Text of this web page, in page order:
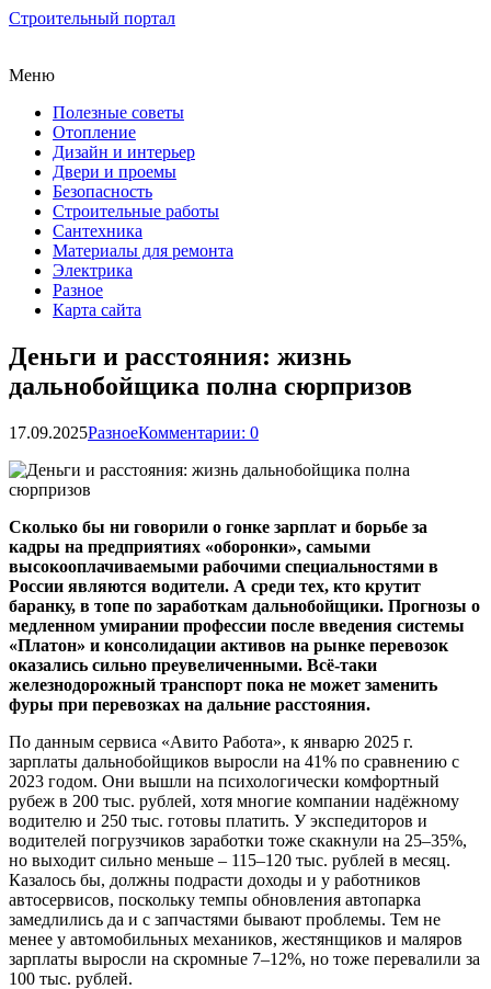
Строительный портал
Меню
Полезные советы
Отопление
Дизайн и интерьер
Двери и проемы
Безопасность
Строительные работы
Сантехника
Материалы для ремонта
Электрика
Разное
Карта сайта
Деньги и расстояния: жизнь
дальнобойщика полна сюрпризов
17.09.2025РазноеКомментарии: 0
Сколько бы ни говорили о гонке зарплат и борьбе за
кадры на предприятиях «оборонки», самыми
высокооплачиваемыми рабочими специальностями в
России являются водители. А среди тех, кто крутит
баранку, в топе по заработкам дальнобойщики. Прогнозы о
медленном умирании профессии после введения системы
«Платон» и консолидации активов на рынке перевозок
оказались сильно преувеличенными. Всё-таки
железнодорожный транспорт пока не может заменить
фуры при перевозках на дальние расстояния.
По данным сервиса «Авито Работа», к январю 2025 г.
зарплаты дальнобойщиков выросли на 41% по сравнению с
2023 годом. Они вышли на психологически комфортный
рубеж в 200 тыс. рублей, хотя многие компании надёжному
водителю и 250 тыс. готовы платить. У экспедиторов и
водителей погрузчиков заработки тоже скакнули на 25–35%,
но выходит сильно меньше – 115–120 тыс. рублей в месяц.
Казалось бы, должны подрасти доходы и у работников
автосервисов, поскольку темпы обновления автопарка
замедлились да и с запчастями бывают проблемы. Тем не
менее у автомобильных механиков, жестянщиков и маляров
зарплаты выросли на скромные 7–12%, но тоже перевалили за
100 тыс. рублей.